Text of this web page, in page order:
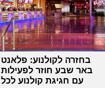
בחזרה לקולנוע: פלאנט
באר שבע חוזר לפעילות
עם חגיגת קולנוע לכל